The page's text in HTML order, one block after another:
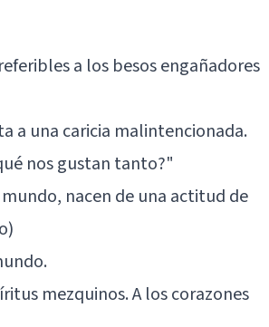
a los besos engañadores
a una caricia malintencionada.
nos gustan tanto?"
mundo, nacen de una actitud de
mezquinos. A los corazones